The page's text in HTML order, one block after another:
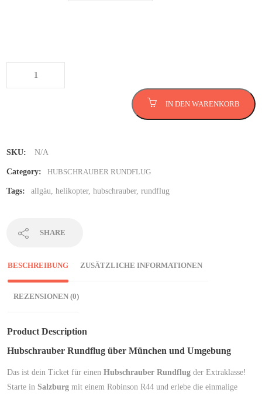
IN DEN WARENKORB
SKU: N/A
Category: HUBSCHRAUBER RUNDFLUG
Tags: allgäu,helikopter,hubschrauber,rundflug
SHARE
BESCHREIBUNG ZUSÄTZLICHE INFORMATIONEN
REZENSIONEN (0)
Product Description
Hubschrauber Rundflug über München und Umgebung
Das ist dein Ticket für einenHubschrauber Rundflug der Extraklasse!
Starte inSalzburgmit einem Robinson R44 und erlebe die einmalige